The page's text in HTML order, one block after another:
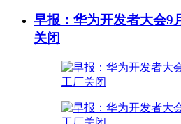
早报：华为开发者大会9
关闭